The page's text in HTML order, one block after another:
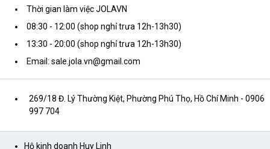
Thời gian làm việc JOLAVN
08:30 - 12:00 (shop nghỉ trưa 12h-13h30)
13:30 - 20:00 (shop nghỉ trưa 12h-13h30)
Email: sale.jola.vn@gmail.com
269/18 Đ. Lý Thường Kiệt, Phường Phú Thọ, Hồ Chí Minh - 0906
997 704
Hộ kinh doanh Huy Linh